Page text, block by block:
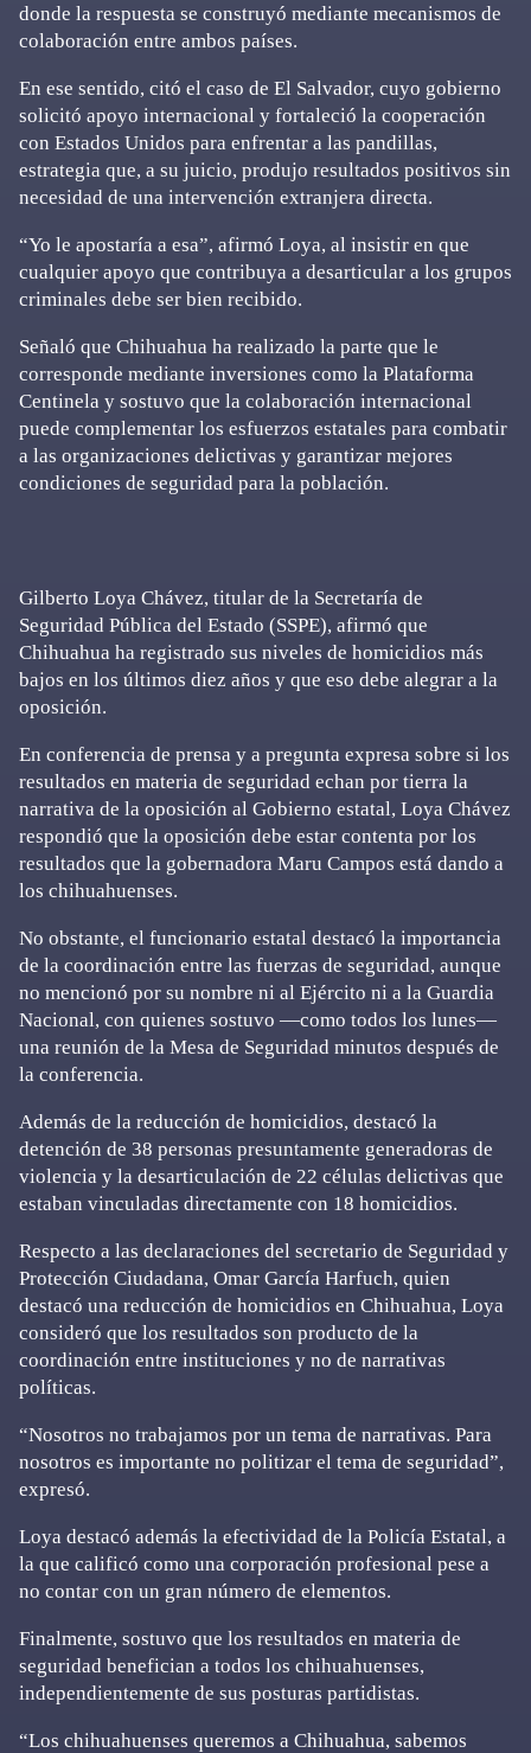
donde la respuesta se construyó mediante mecanismos de
colaboración entre ambos países.
En ese sentido, citó el caso de El Salvador, cuyo gobierno
solicitó apoyo internacional y fortaleció la cooperación
con Estados Unidos para enfrentar a las pandillas,
estrategia que, a su juicio, produjo resultados positivos sin
necesidad de una intervención extranjera directa.
“Yo le apostaría a esa”, afirmó Loya, al insistir en que
cualquier apoyo que contribuya a desarticular a los grupos
criminales debe ser bien recibido.
Señaló que Chihuahua ha realizado la parte que le
corresponde mediante inversiones como la Plataforma
Centinela y sostuvo que la colaboración internacional
puede complementar los esfuerzos estatales para combatir
a las organizaciones delictivas y garantizar mejores
condiciones de seguridad para la población.
Gilberto Loya Chávez, titular de la Secretaría de
Seguridad Pública del Estado (SSPE), afirmó que
Chihuahua ha registrado sus niveles de homicidios más
bajos en los últimos diez años y que eso debe alegrar a la
oposición.
En conferencia de prensa y a pregunta expresa sobre si los
resultados en materia de seguridad echan por tierra la
narrativa de la oposición al Gobierno estatal, Loya Chávez
respondió que la oposición debe estar contenta por los
resultados que la gobernadora Maru Campos está dando a
los chihuahuenses.
No obstante, el funcionario estatal destacó la importancia
de la coordinación entre las fuerzas de seguridad, aunque
no mencionó por su nombre ni al Ejército ni a la Guardia
Nacional, con quienes sostuvo —como todos los lunes—
una reunión de la Mesa de Seguridad minutos después de
la conferencia.
Además de la reducción de homicidios, destacó la
detención de 38 personas presuntamente generadoras de
violencia y la desarticulación de 22 células delictivas que
estaban vinculadas directamente con 18 homicidios.
Respecto a las declaraciones del secretario de Seguridad y
Protección Ciudadana, Omar García Harfuch, quien
destacó una reducción de homicidios en Chihuahua, Loya
consideró que los resultados son producto de la
coordinación entre instituciones y no de narrativas
políticas.
“Nosotros no trabajamos por un tema de narrativas. Para
nosotros es importante no politizar el tema de seguridad”,
expresó.
Loya destacó además la efectividad de la Policía Estatal, a
la que calificó como una corporación profesional pese a
no contar con un gran número de elementos.
Finalmente, sostuvo que los resultados en materia de
seguridad benefician a todos los chihuahuenses,
independientemente de sus posturas partidistas.
“Los chihuahuenses queremos a Chihuahua, sabemos